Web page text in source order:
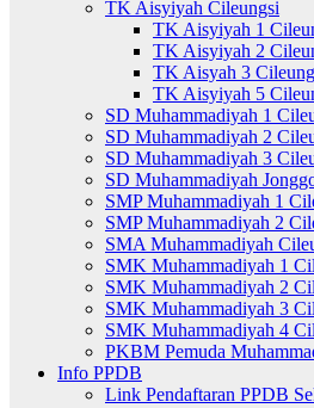
TK Aisyiyah Cileungsi
TK Aisyiyah 1
TK Aisyiyah 2
TK Aisyah 3
TK Aisyiyah 5
SD Muhammadiyah 1
SD Muhammadiyah 2
SD Muhammadiyah 3
SD Muhammadiyah
SMP Muhammadiyah 1
SMP Muhammadiyah 2
SMA Muhammadiyah
SMK Muhammadiyah 1
SMK Muhammadiyah 2
SMK Muhammadiyah 3
SMK Muhammadiyah 4
PKBM Pemuda
Info PPDB
Link Pendaftaran PPDB